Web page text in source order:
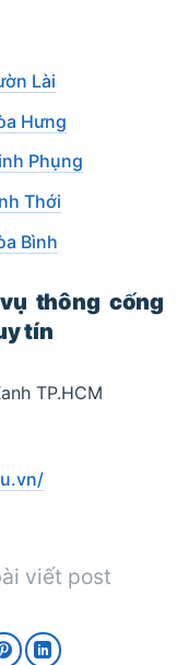
Lài
Hưng
Phụng
Thới
Bình
thông cống
tín
TP.HCM
viết post